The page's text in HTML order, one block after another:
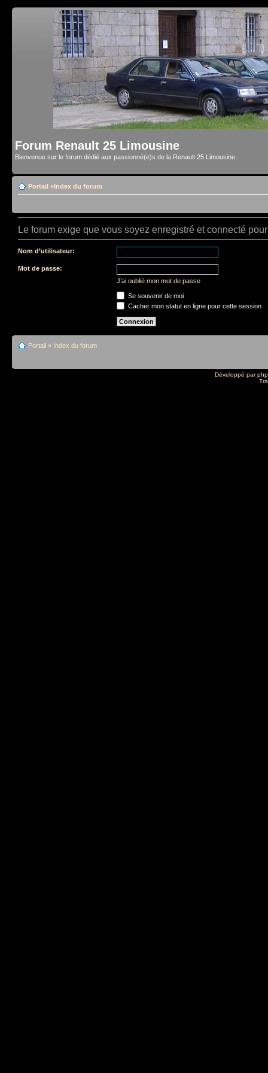
Forum Renault 25 Limousine
Bienvenue sur le forum dédié aux passionné(e)s de la Renault 25 Limousine.
Portail »Index du forum
Le forum exige que vous soyez enregistré et connecté
Nom d’utilisateur:
Mot de passe:
J’ai oublié mon mot de passe
Se souvenir de moi
Cacher mon statut en ligne pour cette session
Portail » Index du forum
Développé par